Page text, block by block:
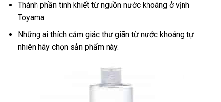
Thành phần tinh khiết từ nguồn nước khoáng ở vịnh
Toyama
Những ai thích cảm giác thư giãn từ nước khoáng tự
nhiên hãy chọn sản phẩm này.